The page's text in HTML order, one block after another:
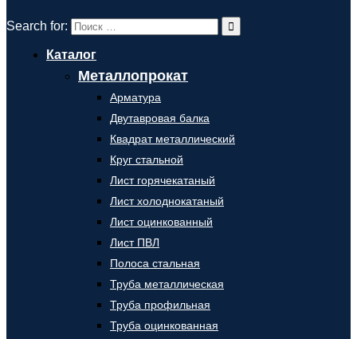
Search for:
Каталог
Металлопрокат
Арматура
Двутавровая балка
Квадрат металлический
Круг стальной
Лист горячекатаный
Лист холоднокатаный
Лист оцинкованный
Лист ПВЛ
Полоса стальная
Труба металлическая
Труба профильная
Труба оцинкованная